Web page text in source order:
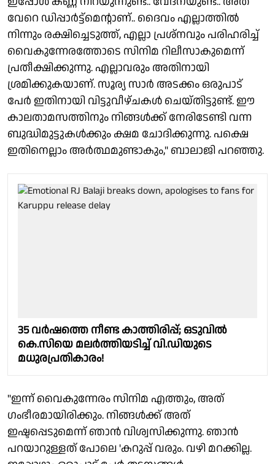
വേറെ ഡിപ്പാര്‍ട്ട്‌മെൻ്റാണ്.. ദൈവം എല്ലാത്തില്‍
നിന്നും രക്ഷിച്ചെടുത്ത്, എല്ലാ പ്രശ്നവും പരിഹരിച്ച്
വൈകുന്നേരത്തോടെ സിനിമ റിലീസാകുമെന്ന്
പ്രതീക്ഷിക്കുന്നു. എല്ലാവരും അതിനായി
ശ്രമിക്കുകയാണ്. സൂര്യ സാര്‍ അടക്കം ഒരുപാട്
പേര്‍ ഇതിനായി വിട്ടുവീഴ്ചകള്‍ ചെയ്തിട്ടുണ്ട്. ഈ
കാലതാമസത്തിനും നിങ്ങള്‍ക്ക് നേരിടേണ്ടി വന്ന
ബുദ്ധിമുട്ടുകള്‍ക്കും ക്ഷമ ചോദിക്കുന്നു. പക്ഷെ
ഇതിനെല്ലാം അര്‍ത്ഥമുണ്ടാകും," ബാലാജി പറഞ്ഞു.
35 വർഷത്തെ നീണ്ട കാത്തിരിപ്പ്; ഒടുവിൽ
കെ.സിയെ മലർത്തിയടിച്ച് വി.ഡിയുടെ
മധുരപ്രതികാരം!
"ഇന്ന് വൈകുന്നേരം സിനിമ എത്തും, അത്
ഗംഭീരമായിരിക്കും. നിങ്ങള്‍ക്ക് അത്
ഇഷ്ടപ്പെടുമെന്ന് ഞാന്‍ വിശ്വസിക്കുന്നു. ഞാന്‍
പറയാറുള്ളത് പോലെ 'കറുപ്പ് വരും. വഴി മറക്കില്ല.